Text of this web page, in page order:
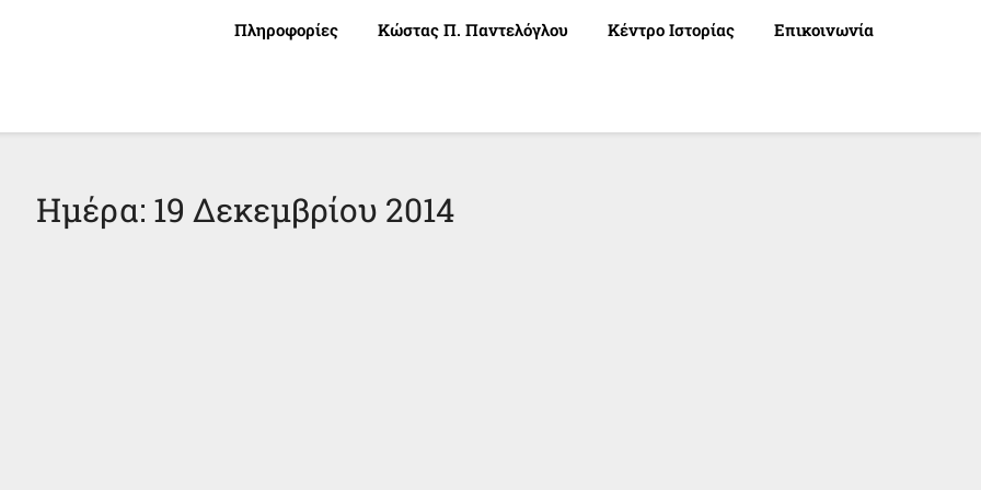
Πληροφορίες Κώστας Π. Παντελόγλου Κέντρο Ιστορίας Επικοινωνία
Ημέρα: 19 Δεκεμβρίου 2014